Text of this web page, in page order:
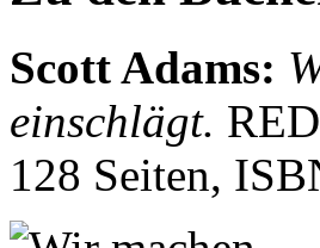
Scott Adams:
einschlägt.
128 Seiten,